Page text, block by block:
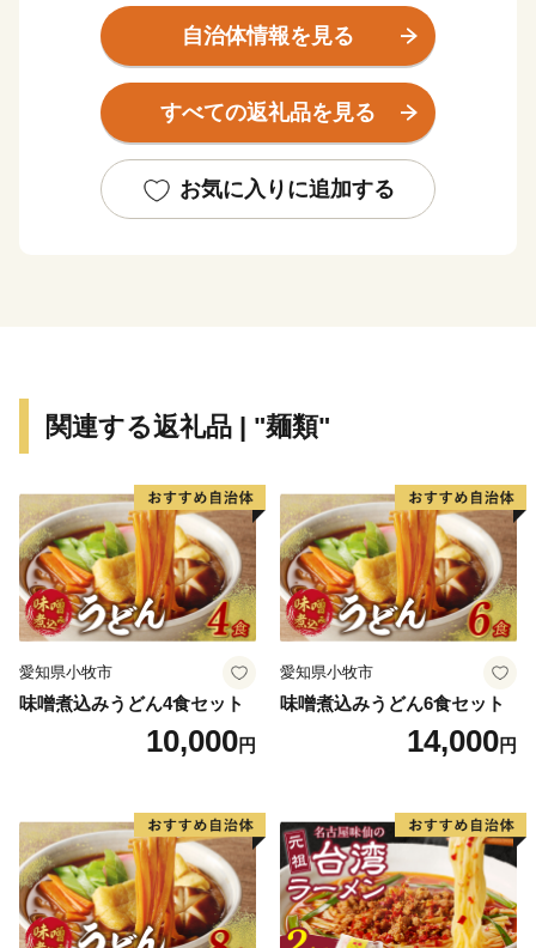
郷インターチェンジ周辺の土地区画整理などにより、人
口増加と企業進出が進む一方で、豊かな自然に恵まれ、
四季折々の景色を楽しむことができる魅力あふれるまち
として、にぎわいを見せています。
建設中の三郷流山橋が令和５年度に開通予定であるとと
もに、常磐自動車道三郷料金所スマートインターチェン
掲げ、「全国家読ゆうびんコンクール」、「秋の読書ま
これまで続いてきた三郷市の発展をさらに飛躍させ、
「きらりとひかる田園都市みさと～人にも企業にも選ば
れる魅力的なまち～」の実現を目指し、これまで以上に
魅力あるまちづくりを進めてまいります。
自治体情報を見る
すべての返礼品を見る
お気に入りに追加する
関連する返礼品 | "麺類"
愛知県小牧市
味噌煮込みうどん4食セット
10,000円
愛知県小牧市
味噌煮込みうどん6食セット
14,000円